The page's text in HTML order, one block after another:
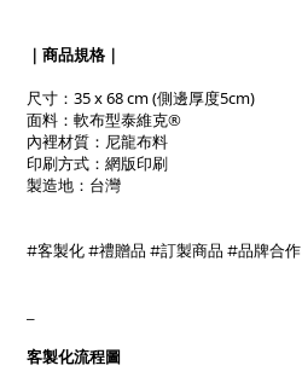
｜商品規格｜
尺寸： 35 x 68 cm(側邊厚度5cm)
面料： 軟布型泰維克®
內裡材質：尼龍布料
印刷方式： 網版印刷
製造地 ：台灣
#客製化 #禮贈品 #訂製商品 #品牌合作
客製化流程圖